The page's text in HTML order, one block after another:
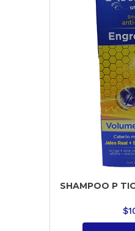
SHAMPOO P
$